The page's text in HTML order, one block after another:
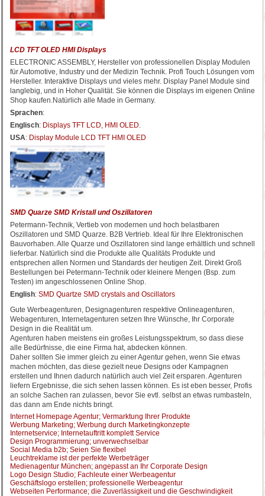
LCD TFT OLED HMI Displays
ELECTRONIC ASSEMBLY, Hersteller von professionellen Display Modulen
für Automotive, Industry und der Medizin Technik. Profi Touch Lösungen vom
Hersteller. Interaktive Displays und vieles mehr. Display Panel Module sind
langlebig, und in Hoher Qualität. Sie können die Displays im eigenen Online
Shop kaufen.Natürlich alle Made in Germany.
Sprachen:
Englisch: Displays TFT LCD, HMI OLED.
USA: Display Module LCD TFT HMI OLED
SMD Quarze SMD Kristall und Oszillatoren
Petermann-Technik, Vertieb von modernen und hoch belastbaren
Oszillatoren und SMD Quarze. B2B Vertrieb. Ideal für Ihre Elektronischen
Bauvorhaben. Alle Quarze und Oszillatoren sind lange erhältlich und schnell
lieferbar. Natürlich sind die Produkte alle Qualitäts Produkte und
entsprechen allen Normen und Standards der heutigen Zeit. Direkt Groß
Bestellungen bei Petermann-Technik oder kleinere Mengen (Bsp. zum
Testen) im angeschlossenen Online Shop.
English: SMD Quartze SMD crystals and Oscillators
Gute Werbeagenturen, Designagenturen respektive Onlineagenturen,
Webagenturen, Internetagenturen setzen Ihre Wünsche, Ihr Corporate
Design in die Realität um.
Agenturen haben meistens ein großes Leistungsspektrum, so dass diese
alle Bedürfnisse, die eine Firma hat, abdecken können.
Daher sollten Sie immer gleich zu einer Agentur gehen, wenn Sie etwas
machen möchten, das diese gezielt neue Designs oder Kampagnen
erstellen und Ihnen dadurch natürlich auch viel Zeit ersparen. Agenturen
liefern Ergebnisse, die sich sehen lassen können. Es ist eben besser, Profis
an solche Sachen ran zulassen, bevor Sie evtl. selbst an etwas rumbasteln,
das dann am Ende nichts bringt.
Internet Homepage Agentur; Vermarktung Ihrer Produkte
Werbung Marketing; Werbung durch Marketingkonzepte
Internetservice; Internetauftritt komplett Service
Design Programmierung; unverwechselbar
Social Media b2b; Seien Sie flexibel
Leuchtreklame ist der perfekte Werbeträger
Medienagentur München; angepasst an Ihr Corporate Design
Logo Design Studio; Fachleute einer Werbeagentur
Geschäftslogo erstellen; professionelle Werbeagentur
Webseiten Performance; die Zuverlässigkeit und die Geschwindigkeit